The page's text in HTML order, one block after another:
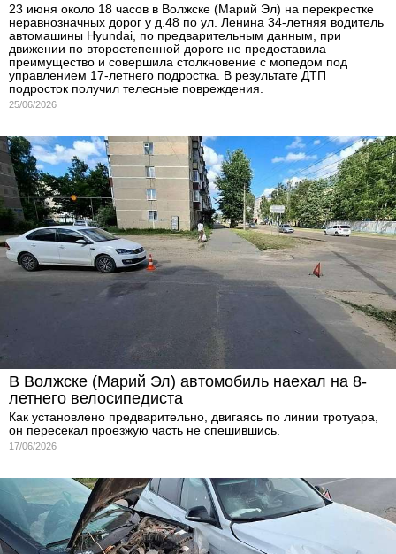
23 июня около 18 часов в Волжске (Марий Эл) на перекрестке
неравнозначных дорог у д.48 по ул. Ленина 34-летняя водитель
автомашины Hyundai, по предварительным данным, при
движении по второстепенной дороге не предоставила
преимущество и совершила столкновение с мопедом под
управлением 17-летнего подростка. В результате ДТП
подросток получил телесные повреждения.
25/06/2026
В Волжске (Марий Эл) автомобиль наехал на 8-
летнего велосипедиста
Как установлено предварительно, двигаясь по линии тротуара,
он пересекал проезжую часть не спешившись.
17/06/2026